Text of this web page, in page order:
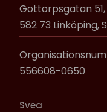
Gottorpsgatan 51,
582 73 Linköping,
556608-0650
Svea